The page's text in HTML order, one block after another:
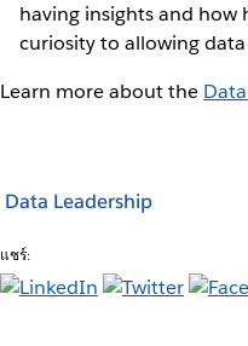
having insights and how
curiosity to allowing
Learn more about the
Data Leadership
แชร์: